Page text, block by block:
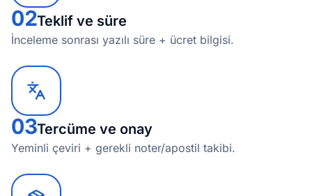
02Teklif ve süre
İnceleme sonrası yazılı süre + ücret bilgisi.
03Tercüme ve onay
Yeminli çeviri + gerekli noter/apostil takibi.